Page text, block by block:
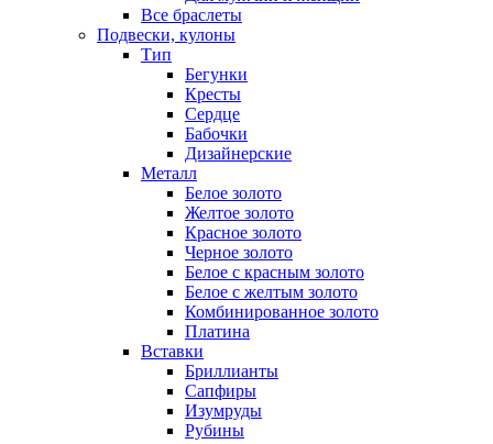
Все браслеты
Подвески, кулоны
Тип
Бегунки
Кресты
Сердце
Бабочки
Дизайнерские
Металл
Белое золото
Желтое золото
Красное золото
Черное золото
Белое с красным золото
Белое с желтым золото
Комбинированное золото
Платина
Вставки
Бриллианты
Сапфиры
Изумруды
Рубины